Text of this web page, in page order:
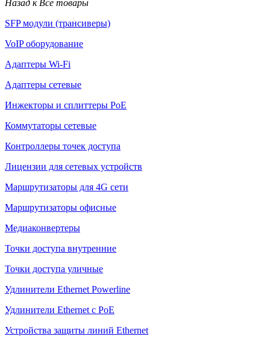
Назад к Все товары
SFP модули (трансиверы)
VoIP оборудование
Адаптеры Wi-Fi
Адаптеры сетевые
Инжекторы и сплиттеры РоЕ
Коммутаторы сетевые
Контроллеры точек доступа
Лицензии для сетевых устройств
Маршрутизаторы для 4G сети
Маршрутизаторы офисные
Медиаконвертеры
Точки доступа внутренние
Точки доступа уличные
Удлинители Ethernet Powerline
Удлинители Ethernet с PoE
Устройства защиты линий Ethernet